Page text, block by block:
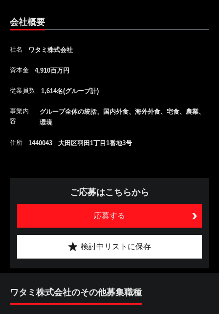
会社概要
社名 ワタミ株式会社
資本金 4,910百万円
従業員数 1,614名(グループ計)
事業内
容
グループ全体の統括、国内外食、海外外食、宅食、農業、
環境
住所 1440043 大田区羽田1丁目1番地3号
ご応募はこちらから
応募する
検討中リストに保存
ワタミ株式会社のその他募集職種